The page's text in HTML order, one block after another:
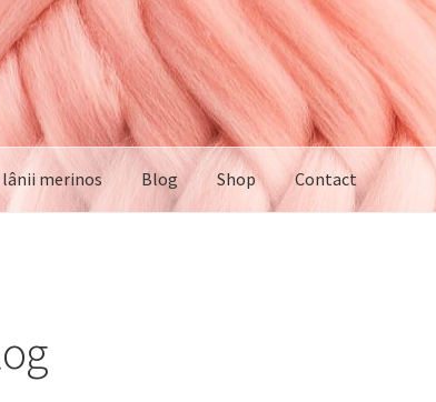
merinos Blog Shop Contact